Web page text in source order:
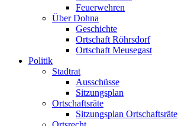
Feuerwehren
Über Dohna
Geschichte
Ortschaft Röhrsdorf
Ortschaft Meusegast
Politik
Stadtrat
Ausschüsse
Sitzungsplan
Ortschaftsräte
Sitzungsplan Ortschaftsräte